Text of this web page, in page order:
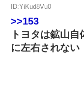
ID:YiKud8Vu0
>>153
トヨタは鉱山
に左右されない